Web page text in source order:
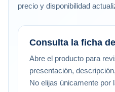
precio y disponibilidad
Consulta la ficha
Abre el producto para
presentación,
No elijas únicamente por